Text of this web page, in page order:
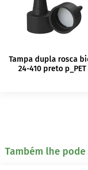
Tampa dupla rosca
24-410 preto p_PET
Também lhe